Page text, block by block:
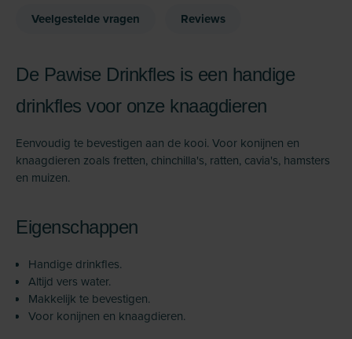
Veelgestelde vragen Reviews
De Pawise Drinkfles is een handige
drinkfles voor onze knaagdieren
Eenvoudig te bevestigen aan de kooi. Voor konijnen en
knaagdieren zoals fretten, chinchilla's, ratten, cavia's, hamsters
en muizen.
Eigenschappen
Handige drinkfles.
Altijd vers water.
Makkelijk te bevestigen.
Voor konijnen en knaagdieren.